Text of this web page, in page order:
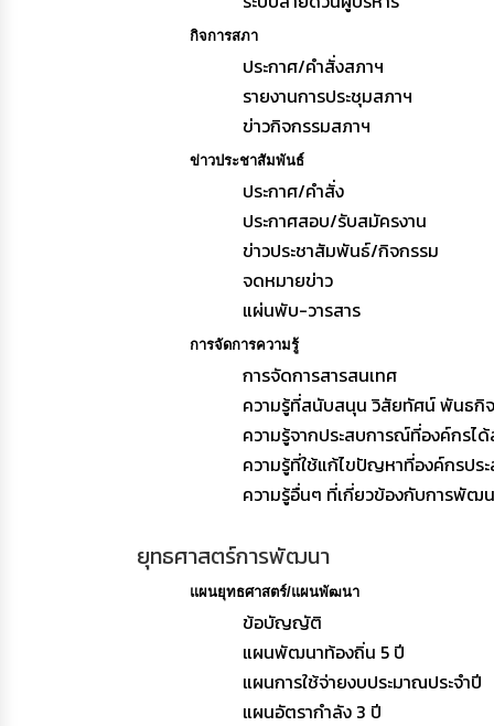
กิจการสภา
ประกาศ/คำสั่งสภาฯ
รายงานการประชุมสภาฯ
ข่าวกิจกรรมสภาฯ
ข่าวประชาสัมพันธ์
ประกาศ/คำสั่ง
ประกาศสอบ/รับสมัครงาน
ข่าวประชาสัมพันธ์/กิจกรรม
จดหมายข่าว
แผ่นพับ-วารสาร
การจัดการความรู้
การจัดการสารสนเทศ
ความรู้ที่สนับสนุน วิสัยทัศน์ พันธกิ
ความรู้จากประสบการณ์ที่องค์กรไ
ความรู้ที่ใช้แก้ไขปัญหาที่องค์กรปร
ความรู้อื่นๆ ที่เกี่ยวข้องกับการพัฒ
ยุทธศาสตร์การพัฒนา
แผนยุทธศาสตร์/แผนพัฒนา
ข้อบัญญัติ
แผนพัฒนาท้องถิ่น 5 ปี
แผนการใช้จ่ายงบประมาณประจำปี
แผนอัตรากำลัง 3 ปี